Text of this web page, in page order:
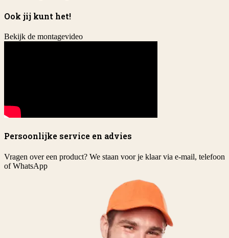
Ook jij kunt het!
Bekijk de montagevideo
Persoonlijke service en advies
Vragen over een product? We staan voor je klaar via e-mail, telefoon
of WhatsApp